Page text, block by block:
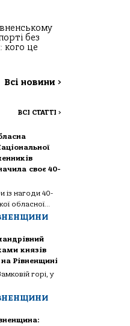
без
кого це
Всі новини >
ВСІ СТАТТІ >
своє 40-
із нагоди 40-
обласної...
князів
Рівненщині
горі, у